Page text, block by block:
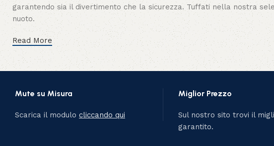
garantendo sia il divertimento che la sicurezza. Tuffati nella nostra
nuoto.
Read More
Mute su Misura
Scarica il modulocliccando qui
Miglior Prezzo
Sul nostro sito trovi il
garantito.